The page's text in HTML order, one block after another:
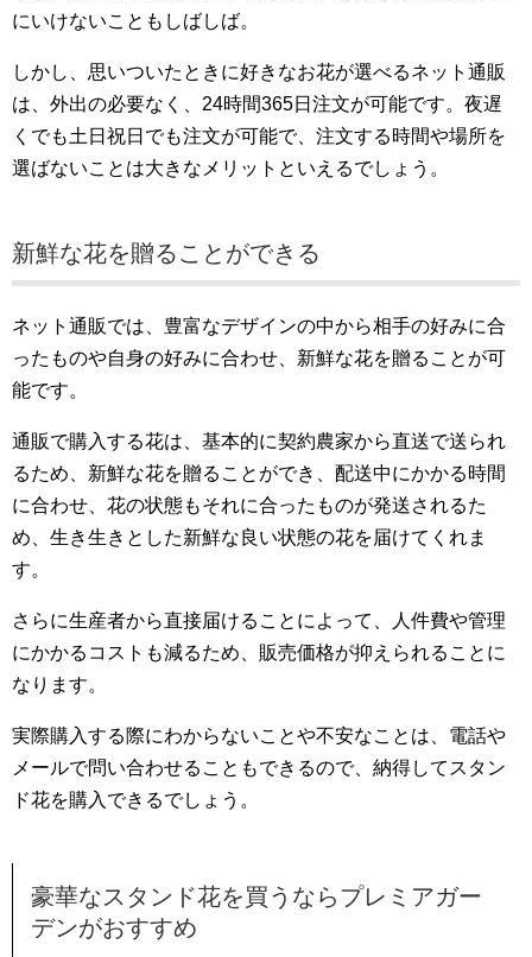
にいけないこともしばしば。
しかし、思いついたときに好きなお花が選べるネット通販
は、外出の必要なく、24時間365日注文が可能です。夜遅
くでも土日祝日でも注文が可能で、注文する時間や場所を
選ばないことは大きなメリットといえるでしょう。
新鮮な花を贈ることができる
ネット通販では、豊富なデザインの中から相手の好みに合
ったものや自身の好みに合わせ、新鮮な花を贈ることが可
能です。
通販で購入する花は、基本的に契約農家から直送で送られ
るため、新鮮な花を贈ることができ、配送中にかかる時間
に合わせ、花の状態もそれに合ったものが発送されるた
め、生き生きとした新鮮な良い状態の花を届けてくれま
す。
さらに生産者から直接届けることによって、人件費や管理
にかかるコストも減るため、販売価格が抑えられることに
なります。
実際購入する際にわからないことや不安なことは、電話や
メールで問い合わせることもできるので、納得してスタン
ド花を購入できるでしょう。
豪華なスタンド花を買うならプレミアガー
デンがおすすめ